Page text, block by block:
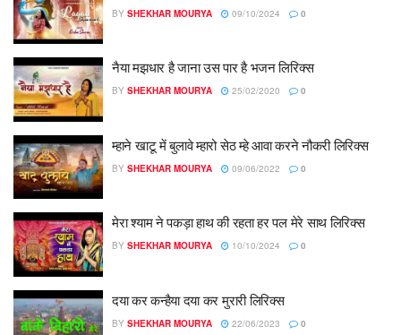
BY SHEKHAR MOURYA 09/10/2024 0
नैया मझधार है जाना उस पार है भजन लिरिक्स
BY SHEKHAR MOURYA 25/02/2020 0
म्हाने खाटू में बुलावे म्हारो सेठ म्हे आवा करने नौकरी लिरिक्स
BY SHEKHAR MOURYA 09/06/2022 0
मेरा श्याम ने पकड़ा हाथ की रहता हर पल मेरे साथ लिरिक्स
BY SHEKHAR MOURYA 10/10/2024 0
दया कर कन्हैया दया कर मुरारी लिरिक्स
BY SHEKHAR MOURYA 22/06/2023 0